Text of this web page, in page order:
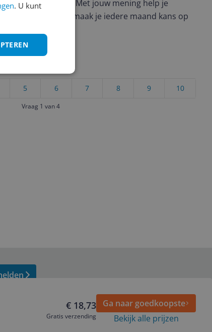
3 en 10 minuten. Met jouw mening help je
te maken én maak je iedere maand kans op
10
9
8
7
6
5
Vraag 1 van 4
€ 18,73
Gratis verzending
Ga naar goedkoopste
Bekijk alle prijzen
. U kunt